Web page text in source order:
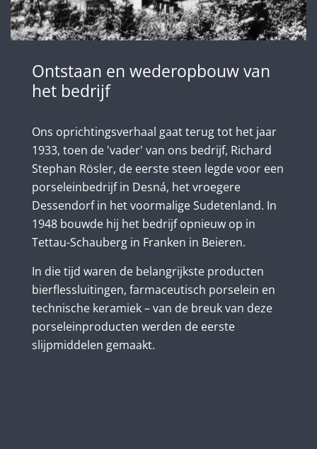
Ontstaan en wederopbouw van
het bedrijf
Ons oprichtingsverhaal gaat terug tot het jaar
1933, toen de 'vader' van ons bedrijf, Richard
Stephan Rösler, de eerste steen legde voor een
porseleinbedrijf in Desná, het vroegere
Dessendorf in het voormalige Sudetenland. In
1948 bouwde hij het bedrijf opnieuw op in
Tettau-Schauberg in Franken in Beieren.
In die tijd waren de belangrijkste producten
bierflessluitingen, farmaceutisch porselein en
technische keramiek – van de breuk van deze
porseleinproducten werden de eerste
slijpmiddelen gemaakt.